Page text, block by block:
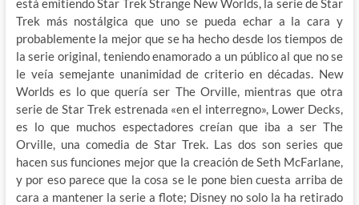
está emitiendo Star Trek Strange New Worlds, la serie de Star
Trek más nostálgica que uno se pueda echar a la cara y
probablemente la mejor que se ha hecho desde los tiempos de
la serie original, teniendo enamorado a un público al que no se
le veía semejante unanimidad de criterio en décadas. New
Worlds es lo que quería ser The Orville, mientras que otra
serie de Star Trek estrenada «en el interregno», Lower Decks,
es lo que muchos espectadores creían que iba a ser The
Orville, una comedia de Star Trek. Las dos son series que
hacen sus funciones mejor que la creación de Seth McFarlane,
y por eso parece que la cosa se le pone bien cuesta arriba de
cara a mantener la serie a flote; Disney no solo la ha retirado